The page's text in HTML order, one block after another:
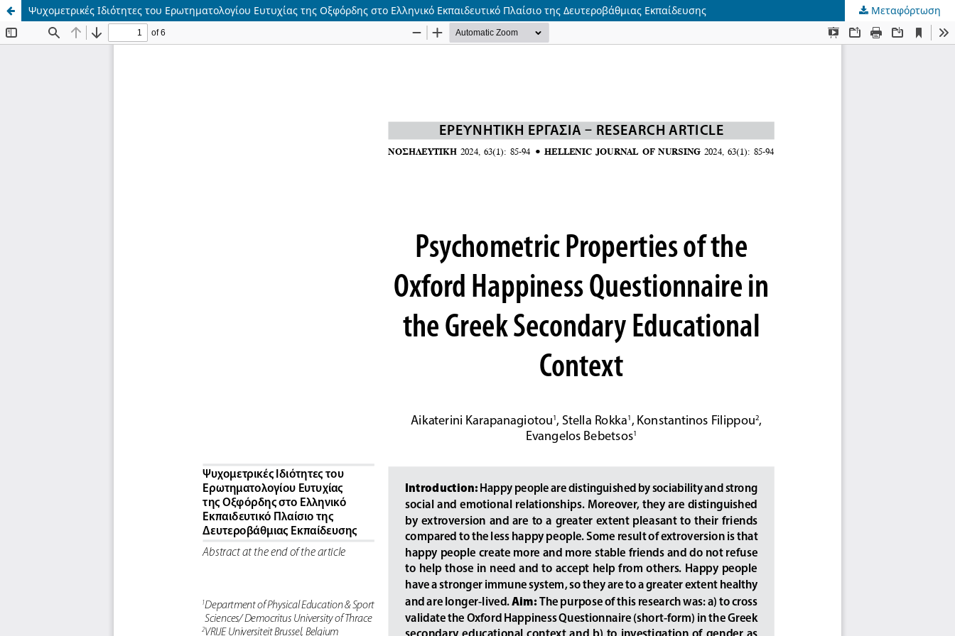
Ψυχομετρικές Ιδιότητες του Ερωτηματολογίου Ευτυχίας της Οξφόρδης στο Ελληνικό Εκπαιδευτικό Πλαίσιο της Δευτεροβάθμιας Εκπαίδευσης Μεταφόρτωση